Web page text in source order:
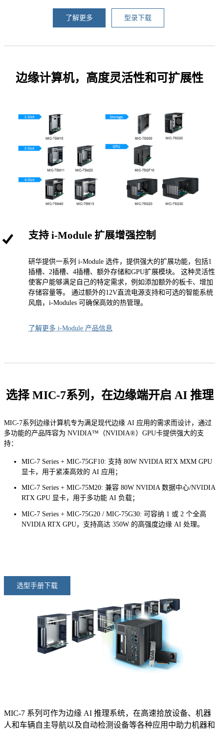
了解更多 型录下载
边缘计算机，高度灵活性和可扩展性
支持 i-Module 扩展增强控制
研华提供一系列 i-Module 选件，提供强大的扩展功能，包括1
插槽、2插槽、4插槽、额外存储和GPU扩展模块。 这种灵活性
使客户能够满足自己的特定需求，例如添加额外的板卡、增加
存储容量等。 通过额外的12V直流电源支持和可选的智能系统
风扇，i-Modules 可确保高效的热管理。
了解更多 i-Module 产品信息
选择 MIC-7系列，在边缘端开启 AI 推理
MIC-7系列边缘计算机专为满足现代边缘 AI 应用的需求而设计，通过
多功能的产品阵容为 NVIDIA™（NVIDIA®）GPU卡提供强大的支
持：
MIC-7 Series + MIC-75GF10: 支持 80W NVIDIA RTX MXM GPU
显卡，用于紧凑高效的 AI 应用；
MIC-7 Series + MIC-75M20: 兼容 80W NVIDIA 数据中心/NVIDIA
RTX GPU 显卡，用于多功能 AI 负载；
MIC-7 Series + MIC-75G20 / MIC-75G30: 可容纳 1 或 2 个全高
NVIDIA RTX GPU，支持高达 350W 的高强度边缘 AI 处理。
选型手册下载
MIC-7 系列可作为边缘 AI 推理系统，在高速拾放设备、机器
人和车辆自主导航以及自动检测设备等各种应用中助力机器和